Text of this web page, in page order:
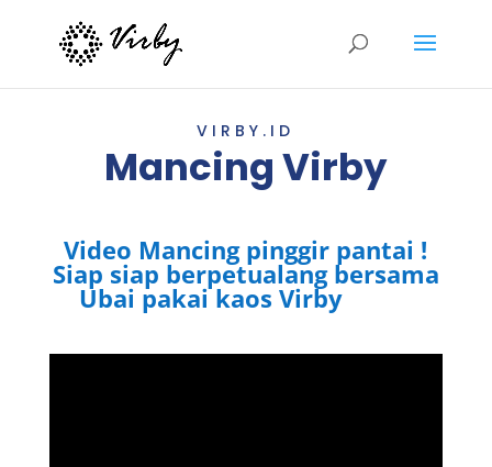
VIRBY.ID
Mancing Virby
Video Mancing pinggir pantai !
Siap siap berpetualang bersama
Ubai pakai kaos VirbyVirby.